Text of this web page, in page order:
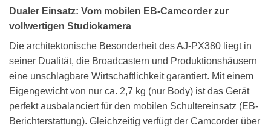
Dualer Einsatz: Vom mobilen EB-Camcorder zur
vollwertigen Studiokamera
Die architektonische Besonderheit des AJ-PX380 liegt in
seiner Dualität, die Broadcastern und Produktionshäusern
eine unschlagbare Wirtschaftlichkeit garantiert. Mit einem
Eigengewicht von nur ca. 2,7 kg (nur Body) ist das Gerät
perfekt ausbalanciert für den mobilen Schultereinsatz (EB-
Berichterstattung). Gleichzeitig verfügt der Camcorder über